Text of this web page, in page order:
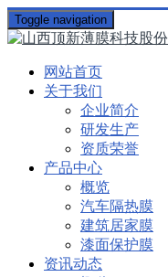
Toggle navigation
网站首页
关于我们
企业简介
研发生产
资质荣誉
产品中心
概览
汽车隔热膜
建筑居家膜
漆面保护膜
资讯动态